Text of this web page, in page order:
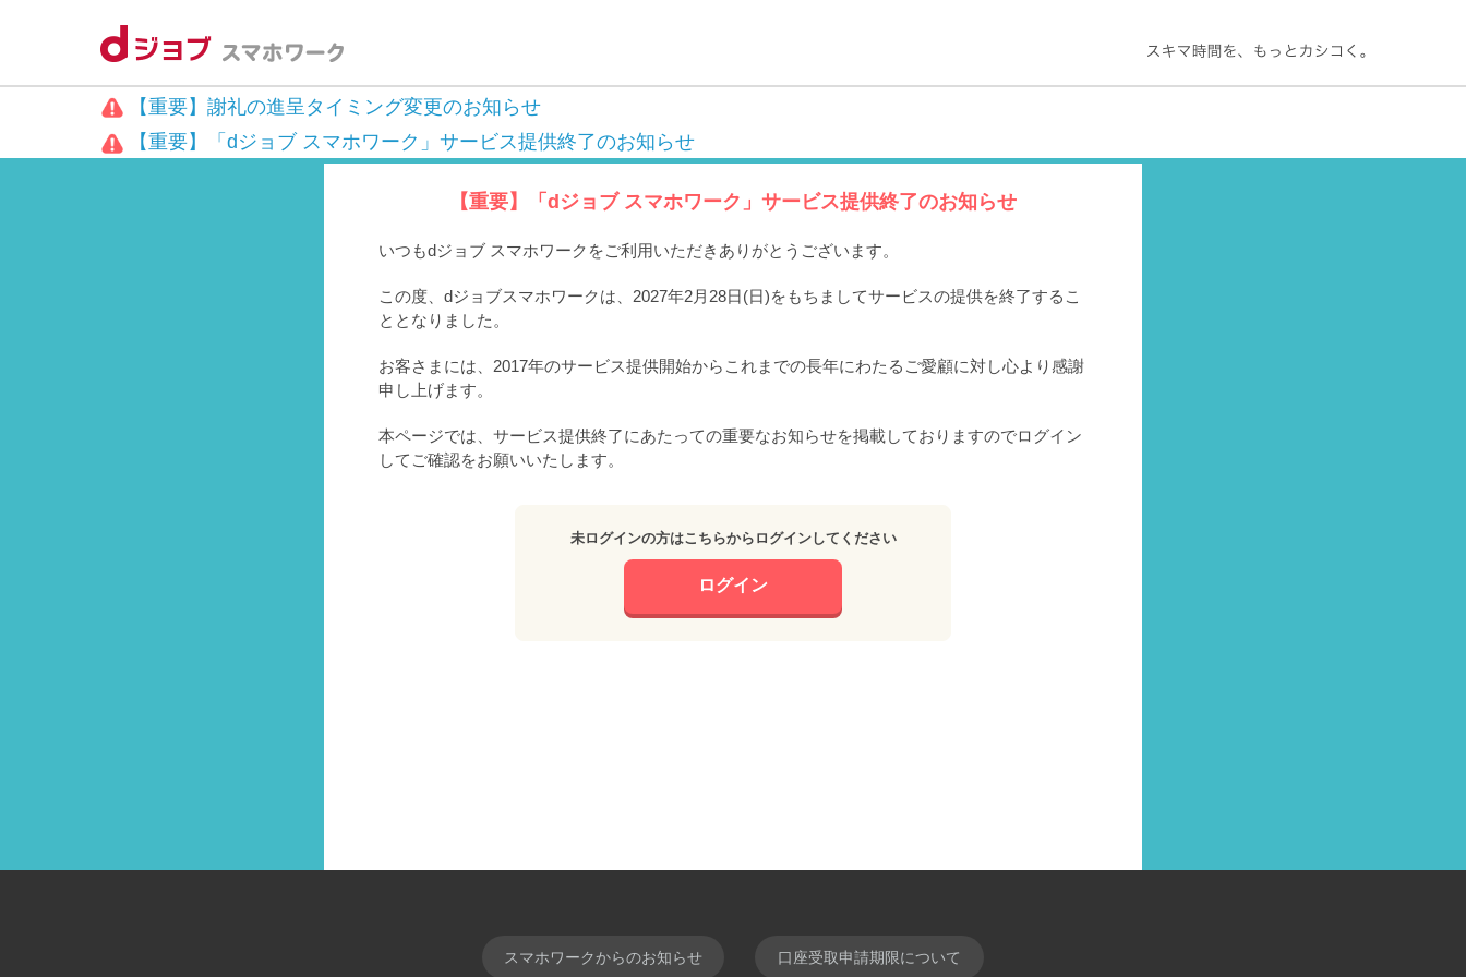
【重要】謝礼の進呈タイミング変更のお知らせ
【重要】「dジョブ スマホワーク」サービス提供終了のお知らせ
【重要】「dジョブ スマホワーク」サービス提供終了のお知らせ
いつもdジョブ スマホワークをご利用いただきありがとうございます。
この度、dジョブスマホワークは、2027年2月28日(日)をもちましてサービスの提供を終了するこ
ととなりました。
お客さまには、2017年のサービス提供開始からこれまでの長年にわたるご愛顧に対し心より感謝
申し上げます。
本ページでは、サービス提供終了にあたっての重要なお知らせを掲載しておりますのでログイン
してご確認をお願いいたします。
未ログインの方はこちらからログインしてください
ログイン
スマホワークからのお知らせ 口座受取申請期限について